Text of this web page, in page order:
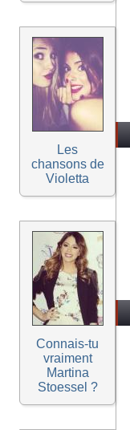
Les
chansons de
Violetta
Connais-tu
vraiment
Martina
Stoessel ?